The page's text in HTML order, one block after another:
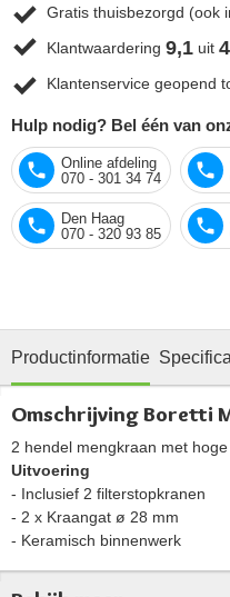
Gratis thuisbezorgd (ook
Klantwaardering 9,1 uit
Klantenservice geopend
Hulp nodig? Bel één van
Online afdeling
070 - 301 34 74
Den Haag
070 - 320 93 85
Productinformatie
Omschrijving Boretti
2 hendel mengkraan met
Uitvoering
- Inclusief 2 filterstopkranen
- 2 x Kraangat ø 28 mm
- Keramisch binnenwerk